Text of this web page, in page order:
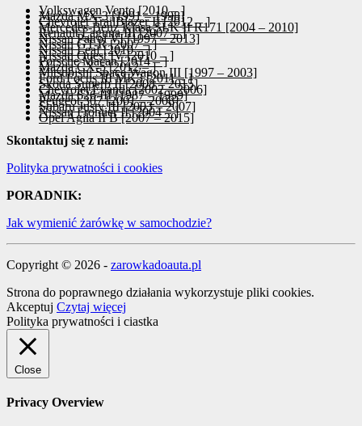
Volkswagen Vento [2010 – ]
Mazda MX-3 [1991 – 1998]
Chevrolet TrailBlazer II [2012 – ]
Mercedes-Benz Klasa SLK II R171 [2004 – 2010]
Renault Laguna III [2007 – ]
Nissan Patrol VI [1997 – 2013]
Nissan GT-R [2007 – ]
Nissan Leaf [2010 – ]
Nissan Quest IV [2010 – ]
Porsche Macan [2014 – ]
Mazda CX-5 [2012 – ]
Mitsubishi Space Wagon III [1997 – 2003]
Ford Focus III MK3 [2011 – ]
Skoda Superb II [2008 – 2015]
Chevrolet Evanda [2002 – 2006]
Mazda 626 III [1987 – 1999]
Peugeot 307 [2001 – 2008]
Subaru Justy III [2003 – 2007]
Nissan Frontier II [2004 – ]
Opel Agila II B [2007 – 2015]
Skontaktuj się z nami:
Polityka prywatności i cookies
PORADNIK:
Jak wymienić żarówkę w samochodzie?
Copyright © 2026 - zarowkadoauta.pl
Strona do poprawnego działania wykorzystuje pliki cookies.
Akceptuj Czytaj więcej
Polityka prywatności i ciastka
Close
Privacy Overview